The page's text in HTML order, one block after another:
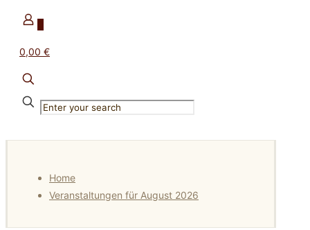
0,00 €
Home
Veranstaltungen für August 2026